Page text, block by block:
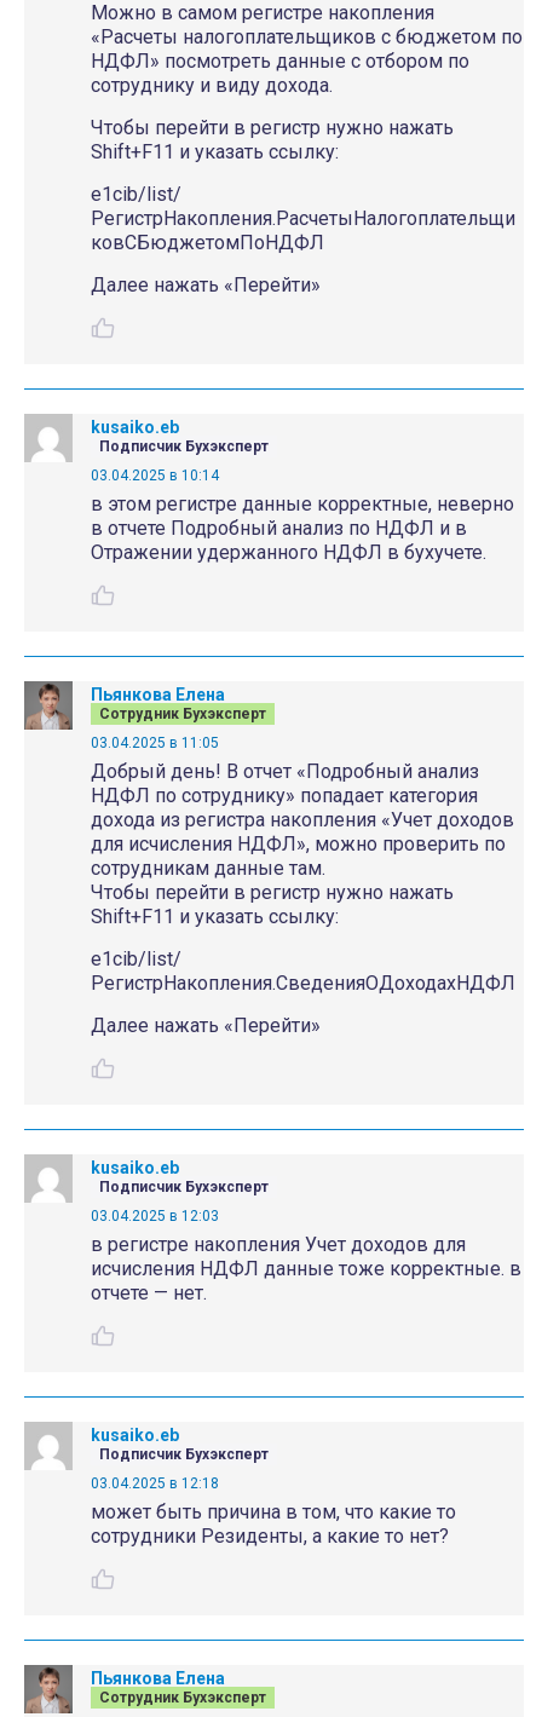
Можно в самом регистре накопления
«Расчеты налогоплательщиков с бюджетом по
НДФЛ» посмотреть данные с отбором по
сотруднику и виду дохода.
Чтобы перейти в регистр нужно нажать
Shift+F11 и указать ссылку:
e1cib/list/
РегистрНакопления.РасчетыНалогоплательщи
ковСБюджетомПоНДФЛ
Далее нажать «Перейти»
kusaiko.eb
Подписчик Бухэксперт
03.04.2025 в 10:14
в этом регистре данные корректные, неверно
в отчете Подробный анализ по НДФЛ и в
Отражении удержанного НДФЛ в бухучете.
Пьянкова Елена
Сотрудник Бухэксперт
03.04.2025 в 11:05
Добрый день! В отчет «Подробный анализ
НДФЛ по сотруднику» попадает категория
дохода из регистра накопления «Учет доходов
для исчисления НДФЛ», можно проверить по
сотрудникам данные там.
Чтобы перейти в регистр нужно нажать
Shift+F11 и указать ссылку:
e1cib/list/
РегистрНакопления.СведенияОДоходахНДФЛ
Далее нажать «Перейти»
kusaiko.eb
Подписчик Бухэксперт
03.04.2025 в 12:03
в регистре накопления Учет доходов для
исчисления НДФЛ данные тоже корректные. в
отчете — нет.
kusaiko.eb
Подписчик Бухэксперт
03.04.2025 в 12:18
может быть причина в том, что какие то
сотрудники Резиденты, а какие то нет?
Пьянкова Елена
Сотрудник Бухэксперт